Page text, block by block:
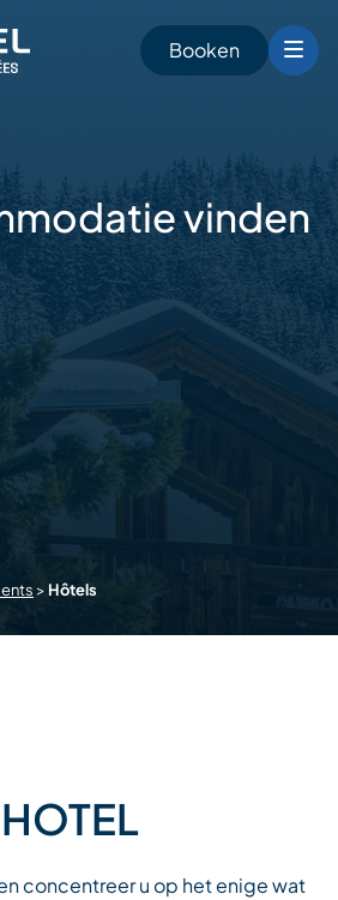
Booken
vinden
> Hôtels
HOTEL
concentreer u op het enige wat